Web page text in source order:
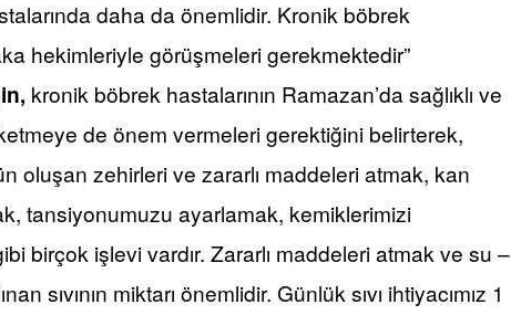
daha da önemlidir. Kronik böbrek
hekimleriyle görüşmeleri gerekmektedir”
kronik böbrek hastalarının Ramazan’da sağlıklı ve
de önem vermeleri gerektiğini belirterek,
oluşan zehirleri ve zararlı maddeleri atmak, kan
tansiyonumuzu ayarlamak, kemiklerimizi
birçok işlevi vardır. Zararlı maddeleri atmak ve su –
sıvının miktarı önemlidir. Günlük sıvı ihtiyacımız 1